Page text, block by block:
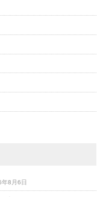
8月6日